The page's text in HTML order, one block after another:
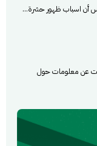
أن اسباب ظهور حشرة...
عن معلومات حول